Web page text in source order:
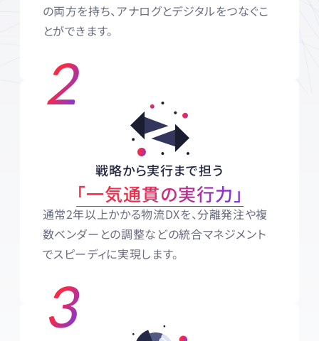
の両方を持ち、アナログとデジタルをつなぐこ
とができます。
戦略から実行まで担う
「一気通貫の実行力」
通常2年以上かかる物流DXを、分離発注や複
数ベンダーとの調整などの統合マネジメント
でスピーディに実現します。
2
3